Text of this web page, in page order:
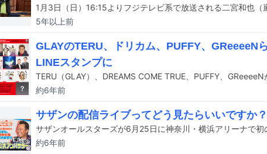
5年以上前
GLAYのTERU、ドリカム、PUFFY、GReeeeN
LINEスタンプに
約6年前
サザンの配信ライブってどう見たらいいですか
約6年前